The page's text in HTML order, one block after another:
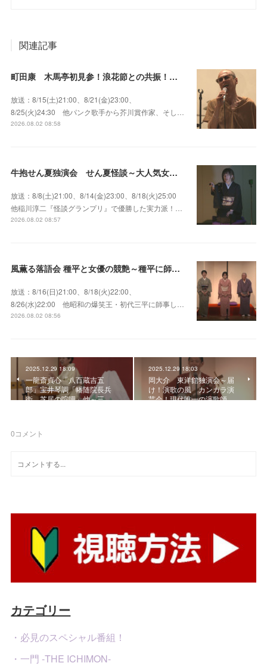
関連記事
町田康 木馬亭初見参！浪花節との共振！～マチダ地蔵尊 他
放送：8/15(土)21:00、8/21(金)23:00、
8/25(火)24:30 他パンク歌手から芥川賞作家、そし…
2026.08.02 08:58
牛抱せん夏独演会 せん夏怪談～大人気女性怪談師とっておきの背筋も凍る…
放送：8/8(土)21:00、8/14(金)23:00、8/18(火)25:00
他稲川淳二『怪談グランプリ』で優勝した実力派！…
2026.08.02 08:57
風薫る落語会 種平と女優の競艶～種平に師事した女優たちが百花繚乱に咲き誇る大人気落語会
放送：8/16(日)21:00、8/18(火)22:00、
8/26(水)22:00 他昭和の爆笑王・初代三平に師事し…
2026.08.02 08:56
2025.12.29 18:09
一龍斎貞心「八百蔵吉五
郎」宝井琴調「幡随院長兵
衛 芝居の喧嘩」他～三…
2025.12.29 18:03
岡大介 東洋館独演会～届
け！演歌の風 カンカラ演
芸会！現代唯一の演歌師…
0コメント
カテゴリー
・必見のスペシャル番組！
・一門 -THE ICHIMON-